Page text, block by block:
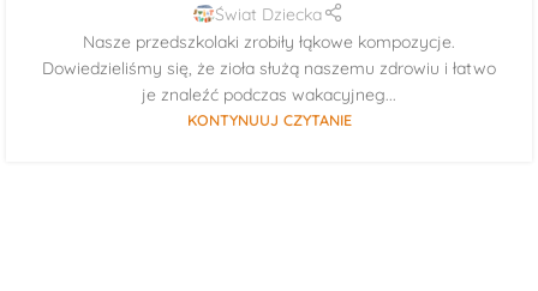
Świat Dziecka
Nasze przedszkolaki zrobiły łąkowe kompozycje.
Dowiedzieliśmy się, że zioła służą naszemu zdrowiu i łatwo
je znaleźć podczas wakacyjneg...
KONTYNUUJ CZYTANIE